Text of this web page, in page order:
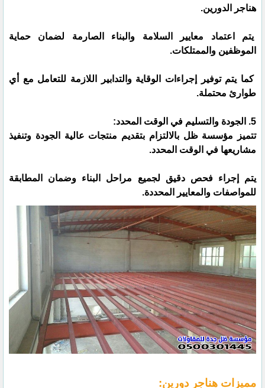
هناجر الدورين.
يتم اعتماد معايير السلامة والبناء الصارمة لضمان حماية
الموظفين والممتلكات.
كما يتم توفير إجراءات الوقاية والتدابير اللازمة للتعامل مع أي
طوارئ محتملة.
5. الجودة والتسليم في الوقت المحدد:
تتميز مؤسسة ظل بالالتزام بتقديم منتجات عالية الجودة وتنفيذ
مشاريعها في الوقت المحدد.
يتم إجراء فحص دقيق لجميع مراحل البناء وضمان المطابقة
للمواصفات والمعايير المحددة.
مميزات هناجر دورين: